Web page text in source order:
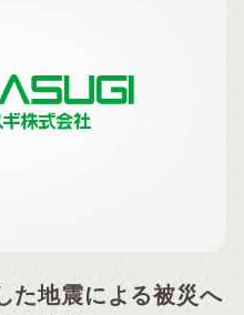
た地震による被災へ